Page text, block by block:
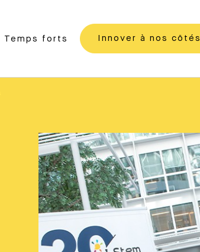
Temps forts Innover à nos côtés